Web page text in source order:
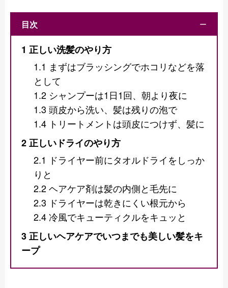
目次 ー
1 正しい洗髪のやり方
1.1 まずはブラッシングでホコリなどを落
として
1.2 シャンプーは1日1回、朝より夜に
1.3 頭皮から洗い、髪は残りの泡で
1.4 トリートメントは頭皮につけず、髪に
2正しいドライのやり方
2.1 ドライヤー前にタオルドライをしっか
りと
2.2ヘアケア剤は髪の内側と毛先に
2.3 ドライヤーは乾きにくい根元から
2.4冷風でキューティクルをキュッと
3正しいヘアケアでいつまでも美しい髪をキ
ープ